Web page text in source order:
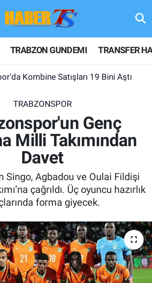
TRABZON GUNDEMI TRANSFER
Kombine Satışları 19 Bini Aştı
TRABZONSPOR
Genç
Milli Takımından
Davet
Singo, Agbadou ve Oulai Fildişi
çağrıldı. Üç oyuncu hazırlık
forma giyecek.